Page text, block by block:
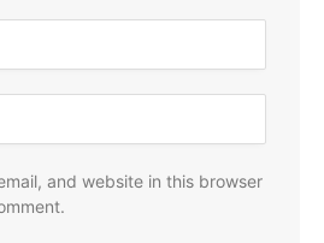
and website in this browser